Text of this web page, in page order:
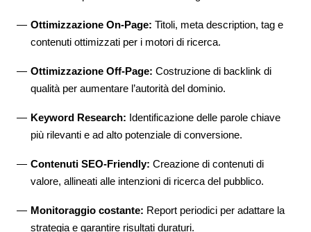
Ottimizzazione On-Page: Titoli, meta description, tag e
contenuti ottimizzati per i motori di ricerca.
Ottimizzazione Off-Page: Costruzione di backlink di
qualità per aumentare l’autorità del dominio.
Keyword Research: Identificazione delle parole chiave
più rilevanti e ad alto potenziale di conversione.
Contenuti SEO-Friendly: Creazione di contenuti di
valore, allineati alle intenzioni di ricerca del pubblico.
Monitoraggio costante: Report periodici per adattare la
strategia e garantire risultati duraturi.